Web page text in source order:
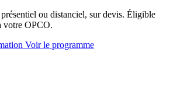
ou distanciel, sur devis. Éligible
votre OPCO.
Voir le programme